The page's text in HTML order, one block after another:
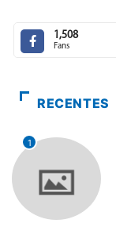
1,508
Fans
RECENTES
1